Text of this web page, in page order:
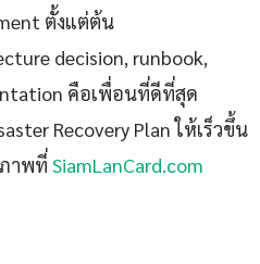
ตั้งแต่ต้น
decision, runbook,
คือเพื่อนที่ดีที่สุด
Recovery Plan ให้เร็วขึ้น
าพที่ SiamLanCard.com